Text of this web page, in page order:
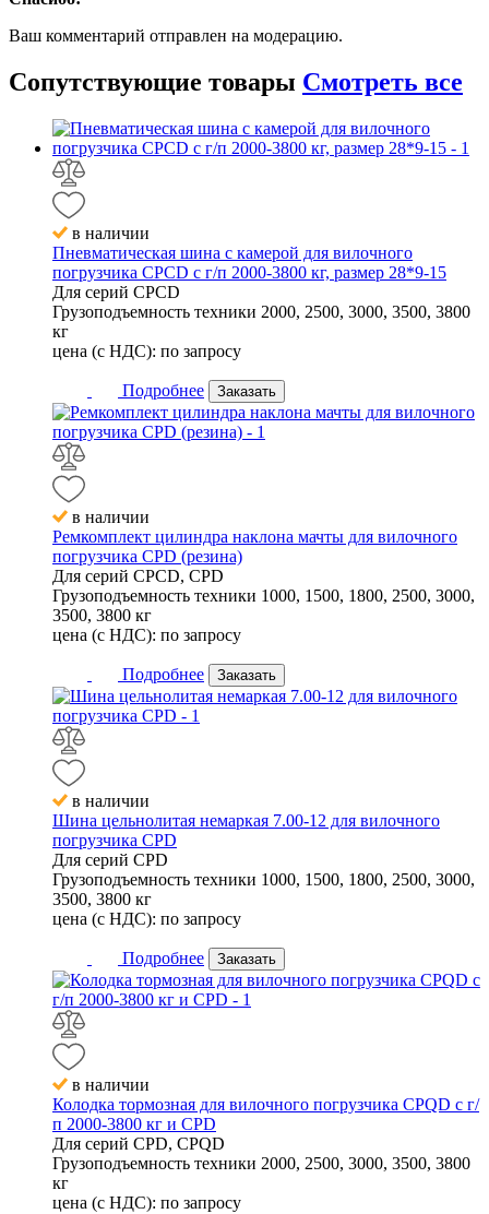
Ваш комментарий отправлен на модерацию.
Сопутствующие товары Смотреть все
в наличии
Пневматическая шина с камерой для вилочного
погрузчика CPCD с г/п 2000-3800 кг, размер 28*9-15
Для серий CPCD
Грузоподъемность техники 2000, 2500, 3000, 3500, 3800
кг
цена (с НДС): по запросу
Подробнее Заказать
в наличии
Ремкомплект цилиндра наклона мачты для вилочного
погрузчика CPD (резина)
Для серий CPCD, CPD
Грузоподъемность техники 1000, 1500, 1800, 2500, 3000,
3500, 3800 кг
цена (с НДС): по запросу
Подробнее Заказать
в наличии
Шина цельнолитая немаркая 7.00-12 для вилочного
погрузчика CPD
Для серий CPD
Грузоподъемность техники 1000, 1500, 1800, 2500, 3000,
3500, 3800 кг
цена (с НДС): по запросу
Подробнее Заказать
в наличии
Колодка тормозная для вилочного погрузчика CPQD с г/
п 2000-3800 кг и CPD
Для серий CPD, CPQD
Грузоподъемность техники 2000, 2500, 3000, 3500, 3800
кг
цена (с НДС): по запросу